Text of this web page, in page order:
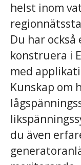
helst inom
Du har
konstruera i
med
Kunskap om
du även